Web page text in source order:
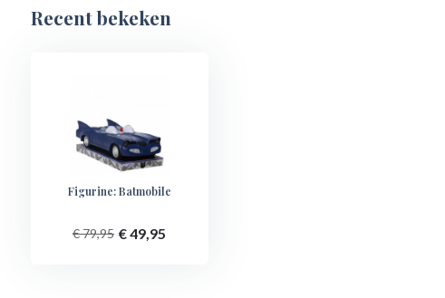
Recent bekeken
Figurine: Batmobile
€ 79,95 € 49,95